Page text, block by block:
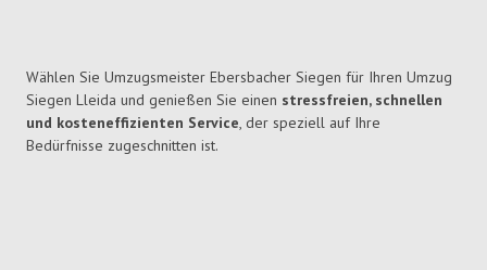
Wählen Sie Umzugsmeister Ebersbacher Siegen für Ihren Umzug
Siegen Lleida und genießen Sie einen stressfreien, schnellen
und kosteneffizienten Service, der speziell auf Ihre
Bedürfnisse zugeschnitten ist.